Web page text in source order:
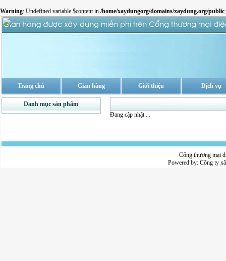
Warning: Undefined variable $content in /home/xaydungorg/domains/xaydung.org/
Trang chủ Gian hàng Giới thiệu Dịch vụ
Danh mục sản phẩm
Đang cập nhật ...
Cổng thương mại
Powered by: Công ty